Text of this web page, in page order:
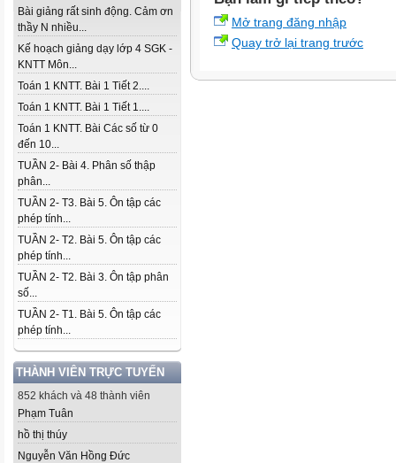
Bài giảng rất sinh động. Cảm ơn
thầy N nhiều...
Kế hoạch giảng dạy lớp 4 SGK -
KNTT Môn...
Toán 1 KNTT. Bài 1 Tiết 2....
Toán 1 KNTT. Bài 1 Tiết 1....
Toán 1 KNTT. Bài Các số từ 0
đến 10...
TUẦN 2- Bài 4. Phân số thập
phân...
TUẦN 2- T3. Bài 5. Ôn tập các
phép tính...
TUẦN 2- T2. Bài 5. Ôn tập các
phép tính...
TUẦN 2- T2. Bài 3. Ôn tập phân
số...
TUẦN 2- T1. Bài 5. Ôn tập các
phép tính...
THÀNH VIÊN TRỰC TUYẾN
852 khách và 48 thành viên
Phạm Tuân
hồ thị thúy
Nguyễn Văn Hồng Đức
Mở trang đăng nhập
Quay trở lại trang trước